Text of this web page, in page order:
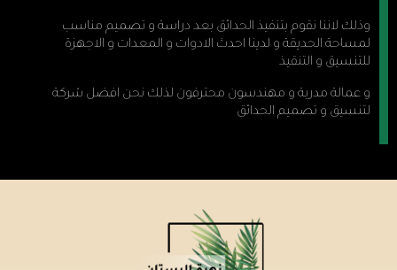
وذلك لاننا نقوم بتنفيذ الحدائق بعد دراسة و تصميم مناسب
لمساحة الحديقة و لدينا احدث الادوات و المعدات و الاجهزة
للتنسيق و التنقيذ
و عمالة مدربة و مهندسون محترفون لذلك نحن افضل شركة
لتنسيق و تصميم الحدائق